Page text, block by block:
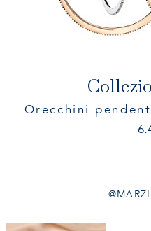
Orecchini